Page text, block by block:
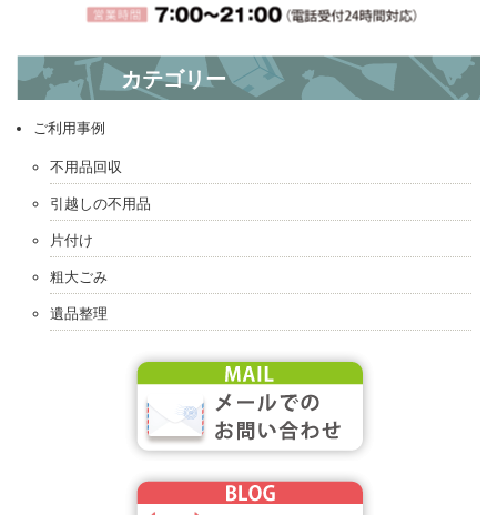
? おつかれさまー
こんな夜中に～ ?
カテゴリー
ご利用事例
不用品回収
引越しの不用品
片付け
粗大ごみ
遺品整理